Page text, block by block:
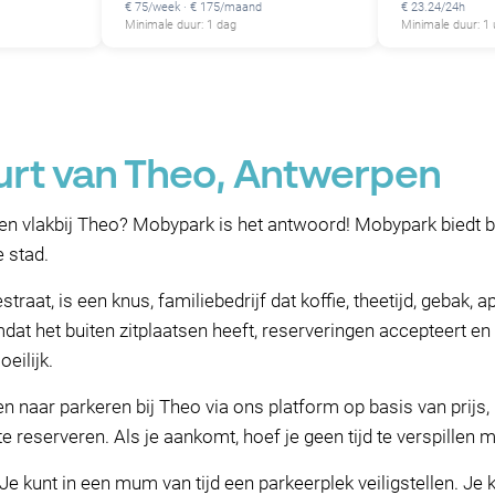
€ 75/week · € 175/maand
Minimale duur: 1 dag
€ 23.24/24h
Minimale duur: 1
van Theo, Antwerpen
vlakbij Theo? Mobypark is het antwoord! Mobypark biedt
stad.
is een knus, familiebedrijf dat koffie, theetijd, gebak,
het buiten zitplaatsen heeft, reserveringen accepteert
naar parkeren bij Theo via ons platform op basis van
reserveren. Als je aankomt, hoef je geen tijd te verspillen
kunt in een mum van tijd een parkeerplek veiligstellen.